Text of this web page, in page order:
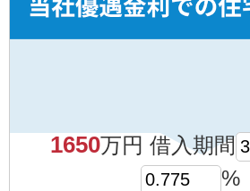
1650万円 借入期間
%